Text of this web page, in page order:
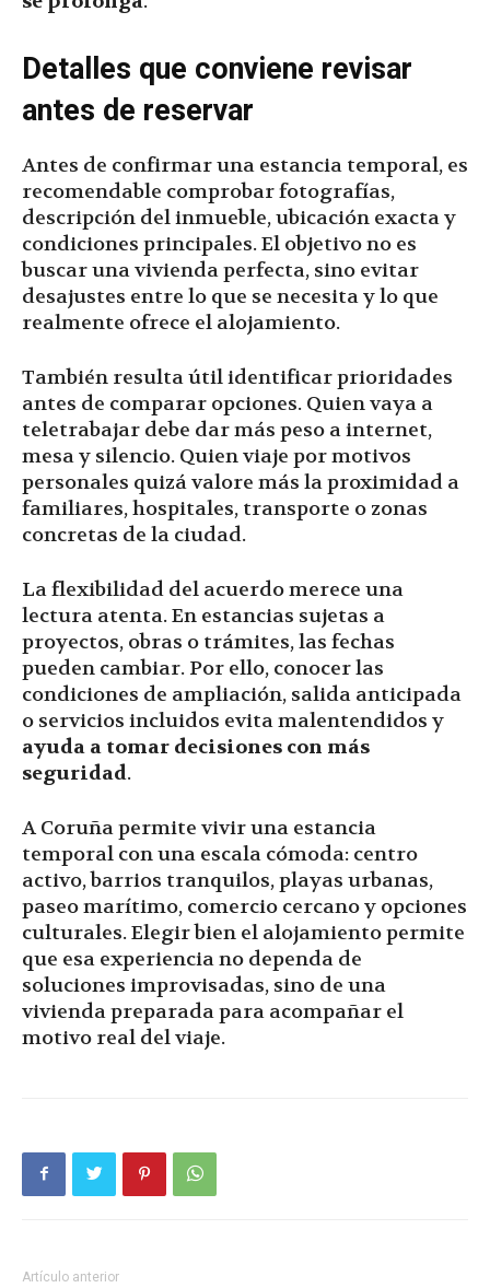
Detalles que conviene revisar
antes de reservar
Antes de confirmar una estancia temporal, es
recomendable comprobar fotografías,
descripción del inmueble, ubicación exacta y
condiciones principales. El objetivo no es
buscar una vivienda perfecta, sino evitar
desajustes entre lo que se necesita y lo que
realmente ofrece el alojamiento.
También resulta útil identificar prioridades
antes de comparar opciones. Quien vaya a
teletrabajar debe dar más peso a internet,
mesa y silencio. Quien viaje por motivos
personales quizá valore más la proximidad a
familiares, hospitales, transporte o zonas
concretas de la ciudad.
La flexibilidad del acuerdo merece una
lectura atenta. En estancias sujetas a
proyectos, obras o trámites, las fechas
pueden cambiar. Por ello, conocer las
condiciones de ampliación, salida anticipada
o servicios incluidos evita malentendidos y
ayuda a tomar decisiones con más
seguridad.
A Coruña permite vivir una estancia
temporal con una escala cómoda: centro
activo, barrios tranquilos, playas urbanas,
paseo marítimo, comercio cercano y opciones
culturales. Elegir bien el alojamiento permite
que esa experiencia no dependa de
soluciones improvisadas, sino de una
vivienda preparada para acompañar el
motivo real del viaje.
Artículo anterior